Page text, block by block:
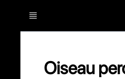
Oiseau